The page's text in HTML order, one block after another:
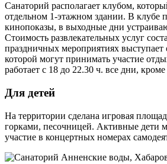
Санаторий располагает клубом,
отдельном 1-этажном здании. В клубе
кинопоказы, в выходные дни
Стоимость развлекательных услуг
праздничных мероприятиях выступает
которой могут принимать участие
работает с 18 до 22.30 ч. все дни,
Для детей
На территории сделана игровая
горками, песочницей. Активные дети
участие в концертных номерах